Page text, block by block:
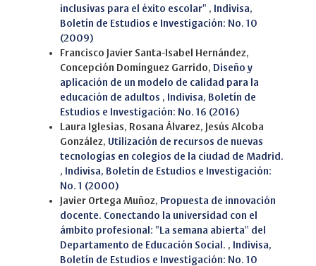
inclusivas para el éxito escolar" , Indivisa,
Boletín de Estudios e Investigación: No. 10
(2009)
Francisco Javier Santa-Isabel Hernández,
Concepción Domínguez Garrido, Diseño y
aplicación de un modelo de calidad para la
educación de adultos , Indivisa, Boletín de
Estudios e Investigación: No. 16 (2016)
Laura Iglesias, Rosana Álvarez, Jesús Alcoba
González, Utilización de recursos de nuevas
tecnologías en colegios de la ciudad de Madrid.
, Indivisa, Boletín de Estudios e Investigación:
No. 1 (2000)
Javier Ortega Muñoz, Propuesta de innovación
docente. Conectando la universidad con el
ámbito profesional: "La semana abierta" del
Departamento de Educación Social. , Indivisa,
Boletín de Estudios e Investigación: No. 10